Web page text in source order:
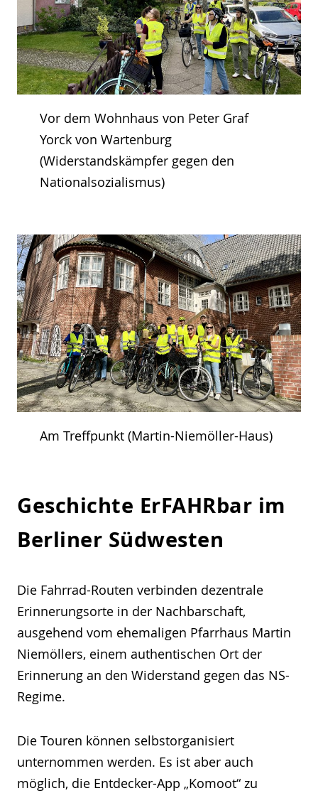
Vor dem Wohnhaus von Peter Graf
Yorck von Wartenburg
(Widerstandskämpfer gegen den
Nationalsozialismus)
Am Treffpunkt (Martin-Niemöller-Haus)
Geschichte ErFAHRbar im
Berliner Südwesten
Die Fahrrad-Routen verbinden dezentrale
Erinnerungsorte in der Nachbarschaft,
ausgehend vom ehemaligen Pfarrhaus Martin
Niemöllers, einem authentischen Ort der
Erinnerung an den Widerstand gegen das NS-
Regime.
Die Touren können selbstorganisiert
unternommen werden. Es ist aber auch
möglich, die Entdecker-App „Komoot“ zu